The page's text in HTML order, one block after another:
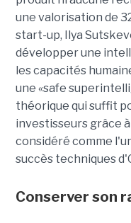
une valorisation de
start-up, Ilya
développer une
les capacités
une «safe
théorique qui suffit
investisseurs grâce
considéré comme
succès techniques
Conserver son